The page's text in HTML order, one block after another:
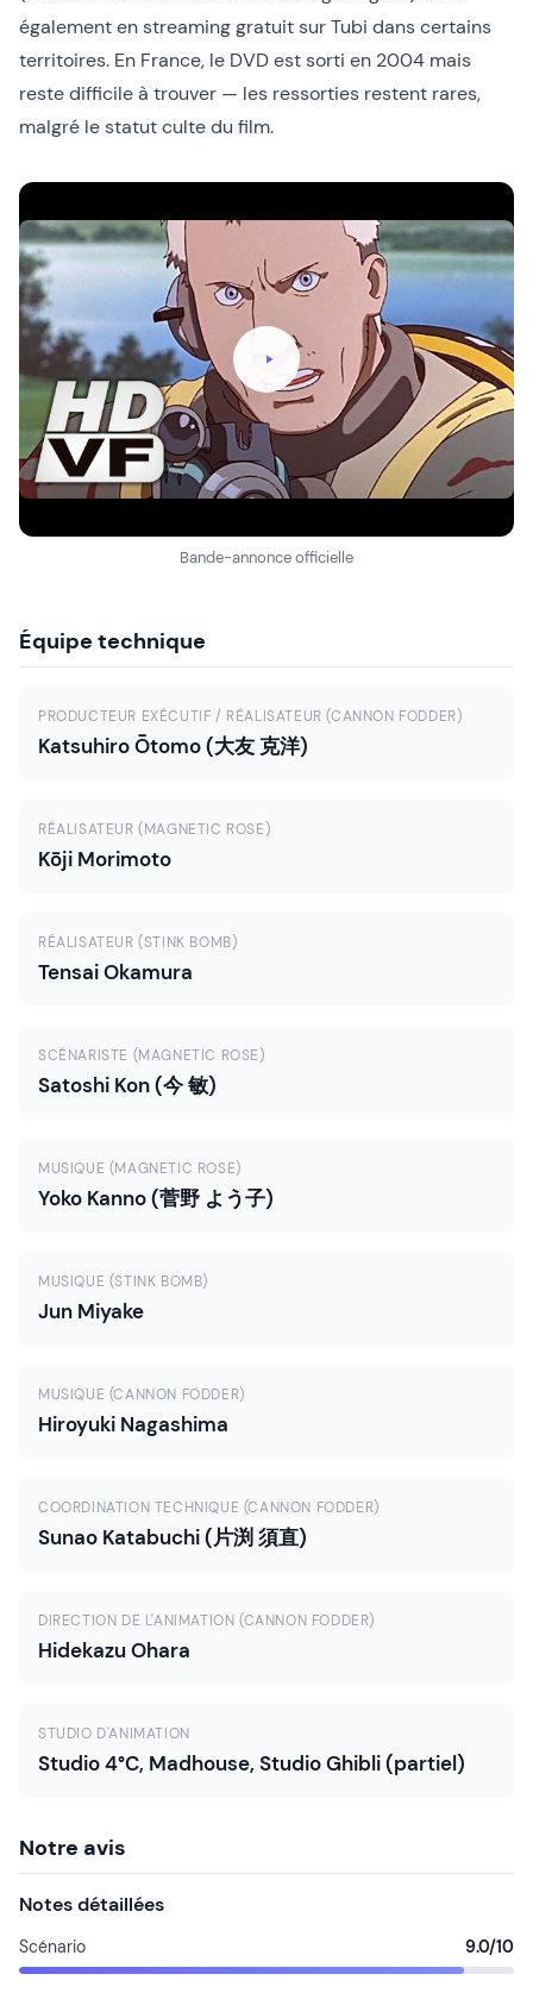
également en streaming gratuit sur Tubi dans certains
territoires. En France, le DVD est sorti en 2004 mais
reste difficile à trouver — les ressorties restent rares,
malgré le statut culte du film.
Bande-annonce officielle
Équipe technique
PRODUCTEUR EXÉCUTIF / RÉALISATEUR (CANNON FODDER)
Katsuhiro Ōtomo (大友 克洋)
RÉALISATEUR (MAGNETIC ROSE)
Kōji Morimoto
RÉALISATEUR (STINK BOMB)
Tensai Okamura
SCÉNARISTE (MAGNETIC ROSE)
Satoshi Kon (今 敏)
MUSIQUE (MAGNETIC ROSE)
Yoko Kanno (菅野 よう子)
MUSIQUE (STINK BOMB)
Jun Miyake
MUSIQUE (CANNON FODDER)
Hiroyuki Nagashima
COORDINATION TECHNIQUE (CANNON FODDER)
Sunao Katabuchi (片渕 須直)
DIRECTION DE L'ANIMATION (CANNON FODDER)
Hidekazu Ohara
STUDIO D'ANIMATION
Studio 4°C, Madhouse, Studio Ghibli (partiel)
Notre avis
Notes détaillées
Scénario 9.0/10